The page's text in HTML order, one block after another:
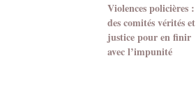
Violences policières :
des comités vérités et
justice pour en finir
avec l’impunité